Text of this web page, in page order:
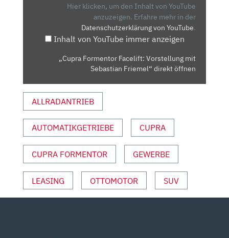
Hier klicken, um den Inhalt von YouTube
anzuzeigen. Erfahre mehr in der
Datenschutzerklärung von YouTube.
Inhalt von YouTube immer anzeigen
„Cupra Formentor Facelift: Vorstellung mit
Sebastian Friemel“ direkt öffnen
ALLRADANTRIEB
AUTOMATIKGETRIEBE CUPRA
CUPRA FORMENTOR GEWERBE
LEASING OTTOMOTOR SUV